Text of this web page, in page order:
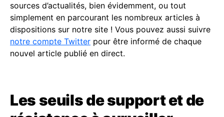
sources d’actualités, bien évidemment, ou tout
simplement en parcourant les nombreux articles à
dispositions sur notre site ! Vous pouvez aussi suivre
notre compte Twitter pour être informé de chaque
nouvel article publié en direct.
Les seuils de support et de